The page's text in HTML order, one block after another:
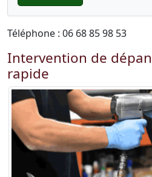
Téléphone : 06 68 85 98 53
Intervention de
rapide